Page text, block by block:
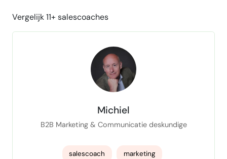
Vergelijk 11+ salescoaches
Michiel
B2B Marketing & Communicatie deskundige
salescoach marketing